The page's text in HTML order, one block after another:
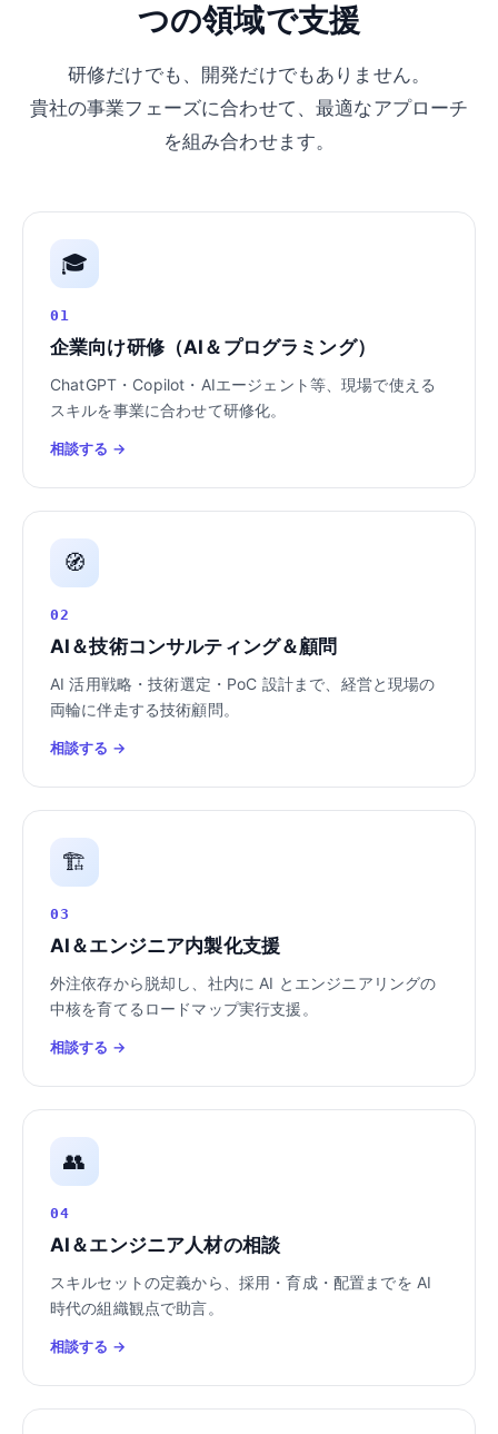
つの領域で支援
研修だけでも、開発だけでもありません。
貴社の事業フェーズに合わせて、最適なアプローチ
を組み合わせます。
🎓
01
企業向け研修（AI＆プログラミング）
ChatGPT・Copilot・AIエージェント等、現場で使える
スキルを事業に合わせて研修化。
相談する →
🧭
02
AI＆技術コンサルティング＆顧問
AI 活用戦略・技術選定・PoC 設計まで、経営と現場の
両輪に伴走する技術顧問。
相談する →
🏗️
03
AI＆エンジニア内製化支援
外注依存から脱却し、社内に AI とエンジニアリングの
中核を育てるロードマップ実行支援。
相談する →
👥
04
AI＆エンジニア人材の相談
スキルセットの定義から、採用・育成・配置までを AI
時代の組織観点で助言。
相談する →